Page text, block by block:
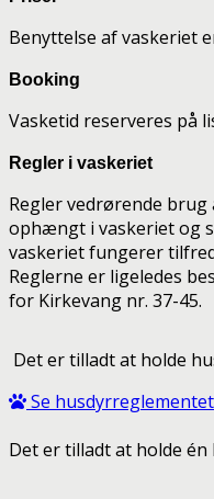
Benyttelse af vaskeriet
Booking
Vasketid reserveres på
Regler i vaskeriet
Regler vedrørende
ophængt i vaskeriet og
vaskeriet fungerer
Reglerne er ligeledes
for Kirkevang nr. 37-45.
Det er tilladt at holde
Se husdyrreglementet
Det er tilladt at holde én